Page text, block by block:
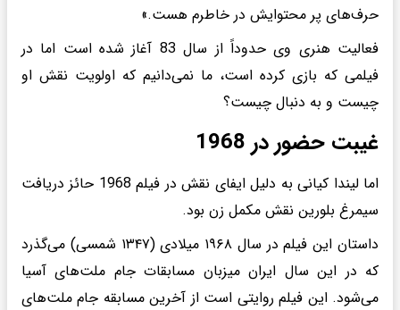
حرف‌های پر محتوایش در خاطرم هست.»
فعالیت هنری وی حدوداً از سال 83 آغاز شده است اما در
فیلمی ‌که بازی کرده است، ما نمی‌دانیم که اولویت نقش او
چیست و به دنبال چیست؟
غیبت حضور در 1968
اما لیندا کیانی به دلیل ایفای نقش در فیلم 1968 حائز دریافت
سیمرغ بلورین نقش مکمل زن بود.
داستان این فیلم در سال ۱۹۶۸ میلادی (۱۳۴۷ شمسی) می‌گذرد
که در این سال ایران میزبان مسابقات جام ملت‌های آسیا
می‌شود. این فیلم روایتی است از آخرین مسابقه جام ملت‌های